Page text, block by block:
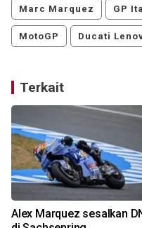
Marc Marquez GP
MotoGP Ducati
Terkait
Alex Marquez sesalkan